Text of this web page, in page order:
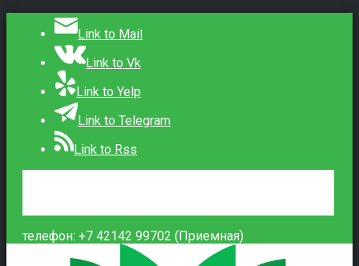
Link to Mail
Link to Vk
Link to Yelp
Link to Telegram
Link to Rss
телефон: +7 42142 99702 (Приемная)